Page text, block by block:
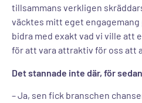
tillsammans verkligen
väcktes mitt eget
bidra med exakt vad vi ville att
för att vara attraktiv för oss att
Det stannade inte där, för
– Ja, sen fick branschen